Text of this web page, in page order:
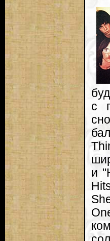
с
и